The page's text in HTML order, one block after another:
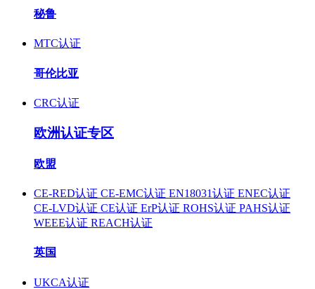
秘鲁
MTC认证
哥伦比亚
CRC认证
欧洲认证专区
欧盟
CE-RED认证 CE-EMC认证 EN18031认证 ENEC认证
CE-LVD认证 CE认证 ErP认证 ROHS认证 PAHS认证
WEEE认证 REACH认证
英国
UKCA认证